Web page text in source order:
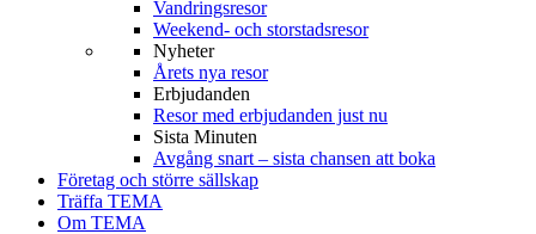
Vandringsresor
Weekend- och storstadsresor
Nyheter
Årets nya resor
Erbjudanden
Resor med erbjudanden just nu
Sista Minuten
Avgång snart – sista chansen att boka
Företag och större sällskap
Träffa TEMA
Om TEMA